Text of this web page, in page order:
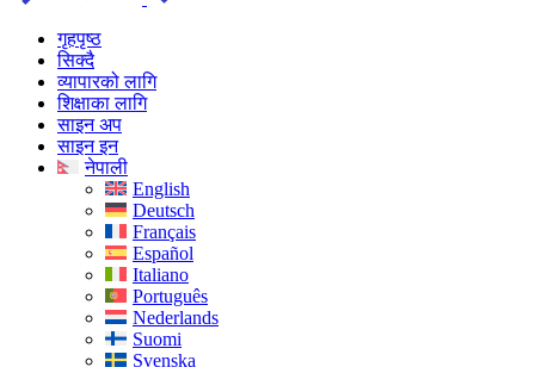
गृहपृष्ठ
सिक्दै
व्यापारको लागि
शिक्षाका लागि
साइन अप
साइन इन
नेपाली
English
Deutsch
Français
Español
Italiano
Português
Nederlands
Suomi
Svenska